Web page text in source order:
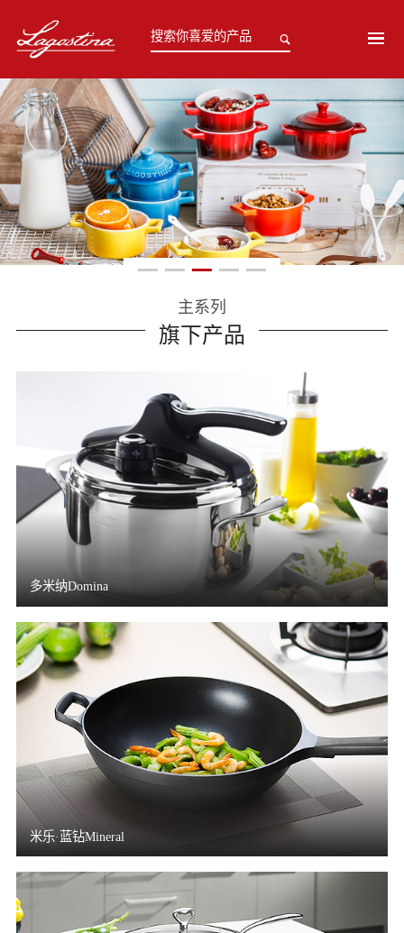
主系列
旗下产品
多米纳Domina
米乐·蓝钻Mineral